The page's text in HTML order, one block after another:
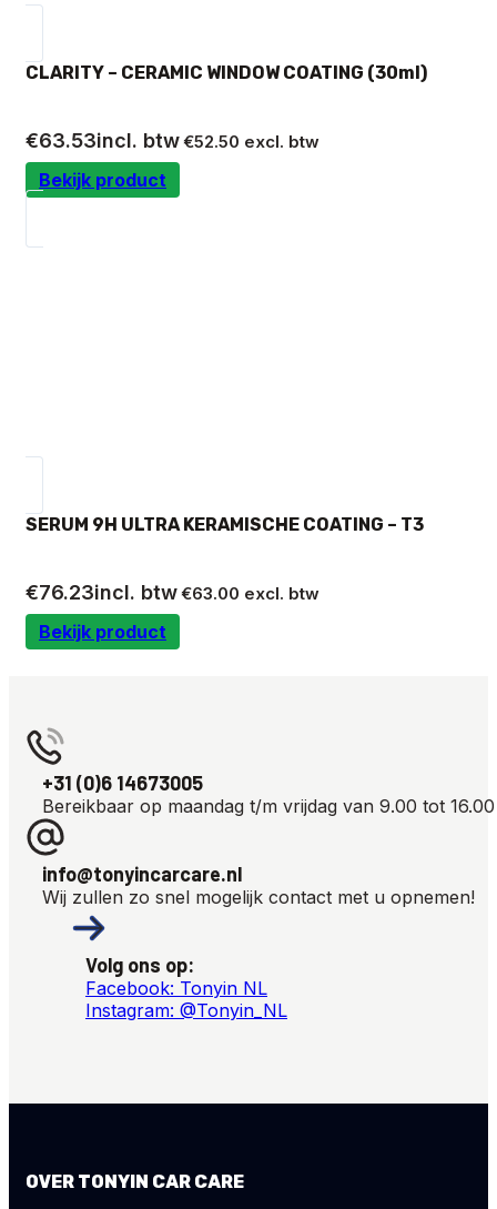
CLARITY – CERAMIC WINDOW COATING (30ml)
€63.53incl. btw€52.50 excl. btw
Bekijk product
SERUM 9H ULTRA KERAMISCHE COATING – T3
€76.23incl. btw€63.00 excl. btw
Bekijk product
+31 (0)6 14673005
Bereikbaar op maandag t/m vrijdag van 9.00 tot
info@tonyincarcare.nl
Wij zullen zo snel mogelijk contact met u opnemen!
Volg ons op:
Facebook: Tonyin NL
Instagram: @Tonyin_NL
OVER TONYIN CAR CARE